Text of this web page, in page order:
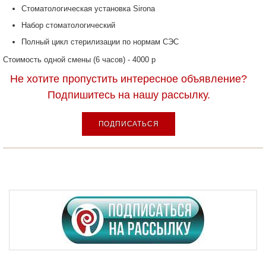
Стоматологическая установка Sirona
Набор стоматологический
Полный цикл стерилизации по нормам СЭС
Стоимость одной смены (6 часов) - 4000 р
Не хотите пропустить интересное объявление?
Подпишитесь на нашу рассылку.
ПОДПИСАТЬСЯ